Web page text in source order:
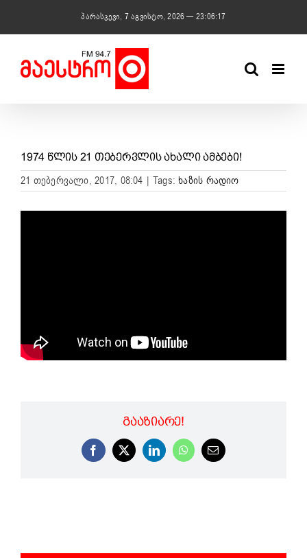
content
პარასკევი, 7 აგვისტო, 2026 — 23:06:17
1974 ᲬᲚᲘᲡ 21 ᲗᲔᲑᲔᲠᲕᲚᲘᲡ ᲐᲮᲐᲚᲘ ᲐᲛᲑᲔᲑᲘ!
21 თებერვალი, 2017, 08:04 | Tags:ხაზის რადიო
ᲒᲐᲐᲖᲘᲐᲠᲔ!
Facebook
X LinkedInWhatsApp
Email